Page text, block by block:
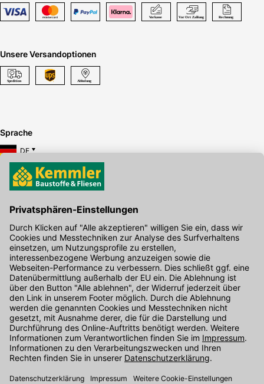
Unsere Versandoptionen
Sprache
DE
Hier gibt's die kostenlose App
Kontakt
Unser Onlineshop Team ist montags bis freitags von 08:00 - 17:00
Uhr unter der Telefonnummer07071 / 151-151für Sie erreichbar.
Alternativ können Sie unser Kontaktformular nutzen.
Den Kontakt direkt in unsere Niederlassungen finden Sie